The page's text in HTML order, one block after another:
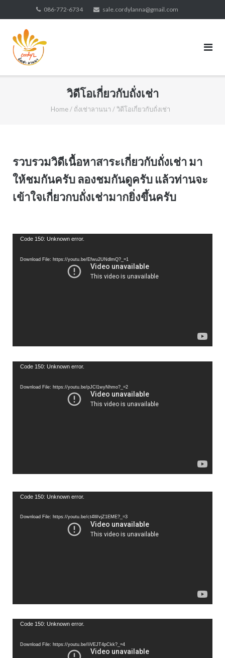
to
content
086-772-6734 sale.cordylanna@gmail.com
วิดีโอเกี่ยวกับถั่งเช่า
Home/ ถั่งเช่าลานนา /วิดีโอเกี่ยวกับถั่งเช่า
รวบรวมวิดีเนื้อหาสาระเกี่ยวกับถั่งเช่า มา
ให้ชมกันครับ ลองชมกันดูครับ แล้วท่านจะ
เข้าใจเกี่ยวกบถั่งเช่ามากยิ่งขึ้นครับ
Video
Code 150: Unknown error.
Download File: https://youtu.be/Efwu2UNdlmQ?_=1
Video
Code 150: Unknown error.
Download File: https://youtu.be/pJCl1wyNhmo?_=2
Video
Code 150: Unknown error.
Download File: https://youtu.be/ct4WvjZ1EME?_=3
Video
Code 150: Unknown error.
Download File: https://youtu.be/IiVEJT4pCkk?_=4